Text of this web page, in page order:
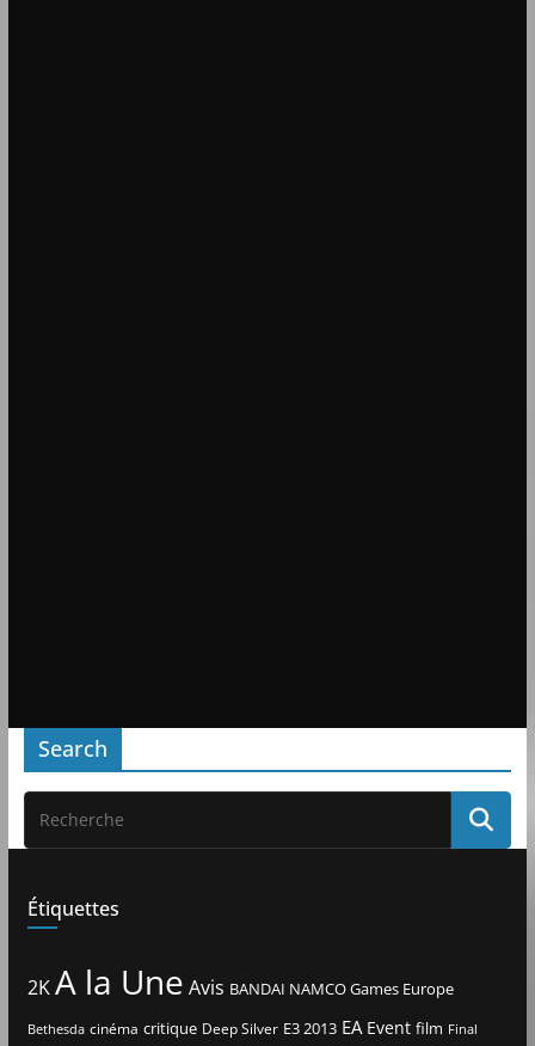
Search
Étiquettes
2KA la Une Avis BANDAI NAMCO Games Europe
Bethesda cinéma critique Deep Silver E3 2013 EA Event film Final